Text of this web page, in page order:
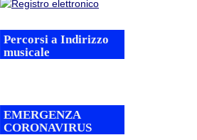
Percorsi a Indirizzo
musicale
EMERGENZA
CORONAVIRUS